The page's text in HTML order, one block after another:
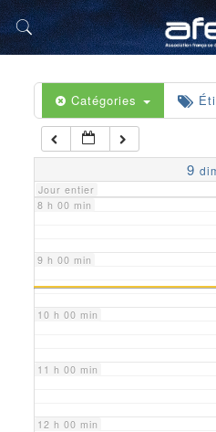
Catégories
9
Jour entier
5 h 00 min
6 h 00 min
7 h 00 min
8 h 00 min
9 h 00 min
10 h 00 min
11 h 00 min
12 h 00 min